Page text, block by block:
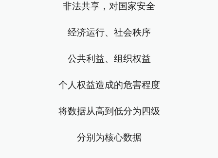
非法共享，对国家安全
经济运行、社会秩序
公共利益、组织权益
个人权益造成的危害程度
将数据从高到低分为四级
分别为核心数据